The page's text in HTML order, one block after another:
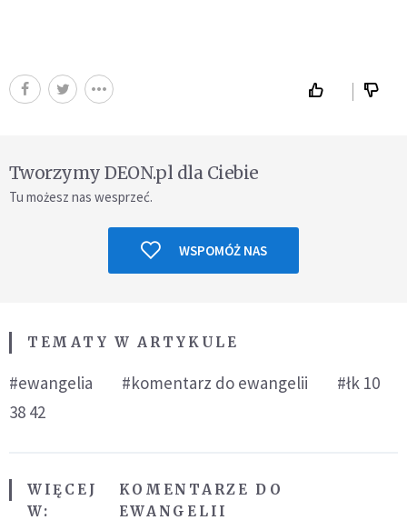
Tworzymy DEON.pl dla Ciebie
Tu możesz nas wesprzeć.
WSPOMÓŻ NAS
TEMATY W ARTYKULE
#ewangelia #komentarz do ewangelii
#łk 10
38 42
WIĘCEJ
W:
KOMENTARZE DO
EWANGELII